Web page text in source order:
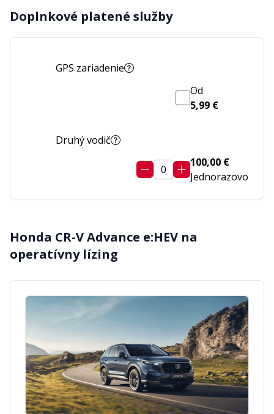
Doplnkové platené služby
GPS zariadenie
Od
5,99 €
Druhý vodič
0
100,00 €
Jednorazovo
Honda CR-V Advance e:HEV na
operatívny lízing